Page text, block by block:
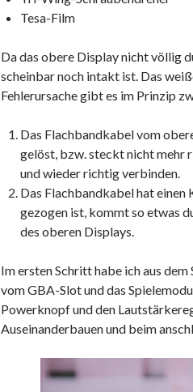
Tesa-Film
Da das obere Display nicht völlig
scheinbar noch intakt ist. Das
Fehlerursache gibt es im Prinzip
Das Flachbandkabel vom
gelöst, bzw. steckt nicht mehr
und wieder richtig verbinden.
Das Flachbandkabel hat einen
gezogen ist, kommt so etwas
des oberen Displays.
Im ersten Schritt habe ich aus
vom GBA-Slot und das
Powerknopf und den
Auseinanderbauen und beim